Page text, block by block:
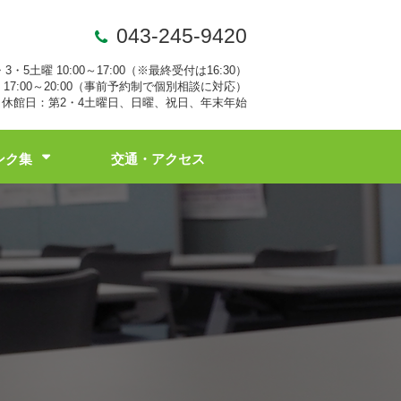
043-245-9420
・5土曜 10:00～17:00（※最終受付は16:30）
～20:00（事前予約制で個別相談に対応）
休館日：第2・4土曜日、日曜、祝日、年末年始
ク集 交通・アクセス